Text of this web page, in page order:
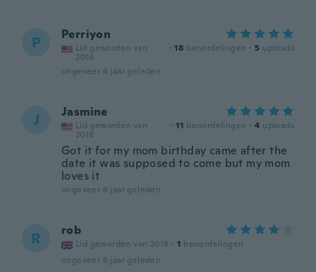
P Perriyon
Lid geworden van
2016
· 18 beoordelingen · 5 uploads
ongeveer 6 jaar geleden
J Jasmine
Lid geworden van
2018
· 11 beoordelingen · 4 uploads
Got it for my mom birthday came after the
date it was supposed to come but my mom
loves it
ongeveer 6 jaar geleden
R rob
Lid geworden van 2018 · 1 beoordelingen
ongeveer 6 jaar geleden